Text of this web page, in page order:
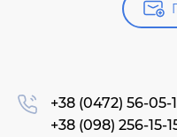
+38 (0472) 56-05-
+38 (098) 256-15-